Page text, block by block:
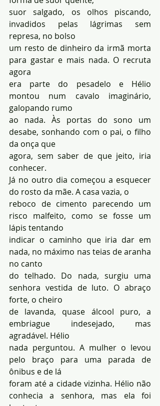
suor salgado, os olhos piscando,
invadidos pelas lágrimas sem
represa, no bolso
um resto de dinheiro da irmã morta
para gastar e mais nada. O recruta
agora
era parte do pesadelo e Hélio
montou num cavalo imaginário,
galopando rumo
ao nada. Às portas do sono um
desabe, sonhando com o pai, o filho
da onça que
agora, sem saber de que jeito, iria
conhecer.
Já no outro dia começou a esquecer
do rosto da mãe. A casa vazia, o
reboco de cimento parecendo um
risco malfeito, como se fosse um
lápis tentando
indicar o caminho que iria dar em
nada, no máximo nas teias de aranha
no canto
do telhado. Do nada, surgiu uma
senhora vestida de luto. O abraço
forte, o cheiro
de lavanda, quase álcool puro, a
embriague indesejado, mas
agradável. Hélio
nada perguntou. A mulher o levou
pelo braço para uma parada de
ônibus e de lá
foram até a cidade vizinha. Hélio não
conhecia a senhora, mas ela foi